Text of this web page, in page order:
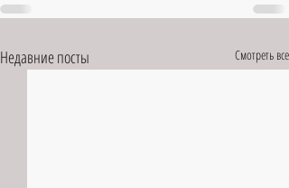
Недавние посты Смотреть все